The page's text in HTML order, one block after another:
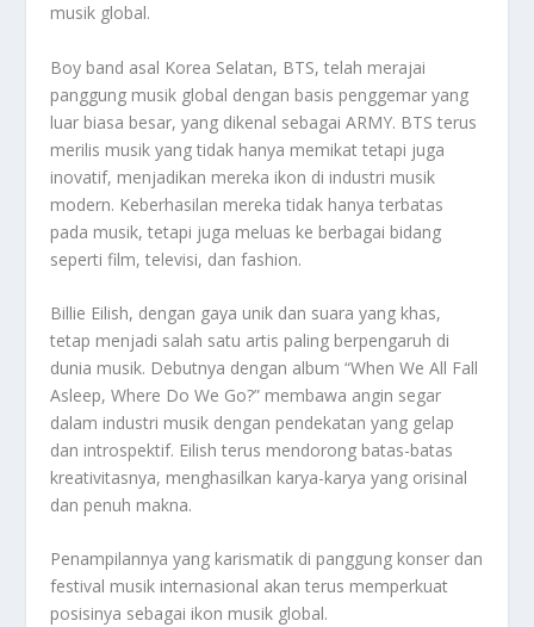
musik global.
Boy band asal Korea Selatan, BTS, telah merajai
panggung musik global dengan basis penggemar yang
luar biasa besar, yang dikenal sebagai ARMY. BTS terus
merilis musik yang tidak hanya memikat tetapi juga
inovatif, menjadikan mereka ikon di industri musik
modern. Keberhasilan mereka tidak hanya terbatas
pada musik, tetapi juga meluas ke berbagai bidang
seperti film, televisi, dan fashion.
Billie Eilish, dengan gaya unik dan suara yang khas,
tetap menjadi salah satu artis paling berpengaruh di
dunia musik. Debutnya dengan album “When We All Fall
Asleep, Where Do We Go?” membawa angin segar
dalam industri musik dengan pendekatan yang gelap
dan introspektif. Eilish terus mendorong batas-batas
kreativitasnya, menghasilkan karya-karya yang orisinal
dan penuh makna.
Penampilannya yang karismatik di panggung konser dan
festival musik internasional akan terus memperkuat
posisinya sebagai ikon musik global.